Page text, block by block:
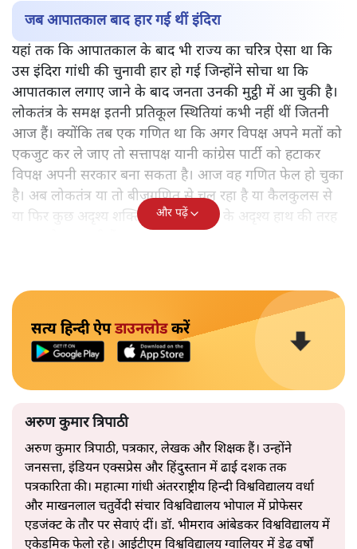
जब आपातकाल बाद हार गई थीं इंदिरा
यहां तक कि आपातकाल के बाद भी राज्य का चरित्र ऐसा था कि
उस इंदिरा गांधी की चुनावी हार हो गई जिन्होंने सोचा था कि
आपातकाल लगाए जाने के बाद जनता उनकी मुट्ठी में आ चुकी है।
लोकतंत्र के समक्ष इतनी प्रतिकूल स्थितियां कभी नहीं थीं जितनी
आज हैं। क्योंकि तब एक गणित था कि अगर विपक्ष अपने मतों को
एकजुट कर ले जाए तो सत्तापक्ष यानी कांग्रेस पार्टी को हटाकर
विपक्ष अपनी सरकार बना सकता है। आज वह गणित फेल हो चुका
है। अब लोकतंत्र या तो बीजगणित से चल रहा है या कैलकुलस से
या फिर कुछ अदृश्य शक्तियां हैं जो बाजार के अदृश्य हाथ की तरह
और पढ़ें
सत्य हिन्दी ऐपडाउनलोडकरें
अरुण कुमार त्रिपाठी
अरुण कुमार त्रिपाठी, पत्रकार, लेखक और शिक्षक हैं। उन्होंने
जनसत्ता, इंडियन एक्सप्रेस और हिंदुस्तान में ढाई दशक तक
पत्रकारिता की। महात्मा गांधी अंतरराष्ट्रीय हिन्दी विश्वविद्यालय वर्धा
और माखनलाल चतुर्वेदी संचार विश्वविद्यालय भोपाल में प्रोफेसर
एडजंक्ट के तौर पर सेवाएं दीं। डॉ. भीमराव आंबेडकर विश्वविद्यालय में
एकेडमिक फेलो रहे। आईटीएम विश्वविद्यालय ग्वालियर में डेढ़ वर्षों